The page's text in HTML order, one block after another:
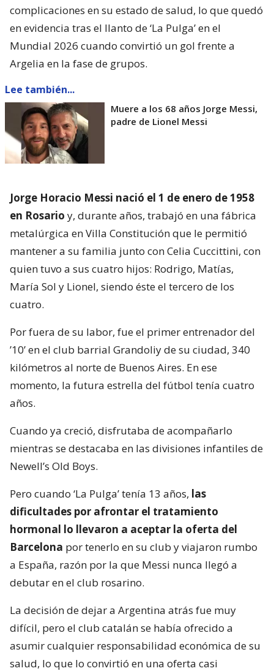
complicaciones en su estado de salud, lo que quedó
en evidencia tras el llanto de ‘La Pulga’ en el
Mundial 2026 cuando convirtió un gol frente a
Argelia en la fase de grupos.
Lee también...
Muere a los 68 años Jorge Messi,
padre de Lionel Messi
Jorge Horacio Messi nació el 1 de enero de 1958
en Rosario y, durante años, trabajó en una fábrica
metalúrgica en Villa Constitución que le permitió
mantener a su familia junto con Celia Cuccittini, con
quien tuvo a sus cuatro hijos: Rodrigo, Matías,
María Sol y Lionel, siendo éste el tercero de los
cuatro.
Por fuera de su labor, fue el primer entrenador del
’10’ en el club barrial Grandoliy de su ciudad, 340
kilómetros al norte de Buenos Aires. En ese
momento, la futura estrella del fútbol tenía cuatro
años.
Cuando ya creció, disfrutaba de acompañarlo
mientras se destacaba en las divisiones infantiles de
Newell’s Old Boys.
Pero cuando ‘La Pulga’ tenía 13 años, las
dificultades por afrontar el tratamiento
hormonal lo llevaron a aceptar la oferta del
Barcelona por tenerlo en su club y viajaron rumbo
a España, razón por la que Messi nunca llegó a
debutar en el club rosarino.
La decisión de dejar a Argentina atrás fue muy
difícil, pero el club catalán se había ofrecido a
asumir cualquier responsabilidad económica de su
salud, lo que lo convirtió en una oferta casi